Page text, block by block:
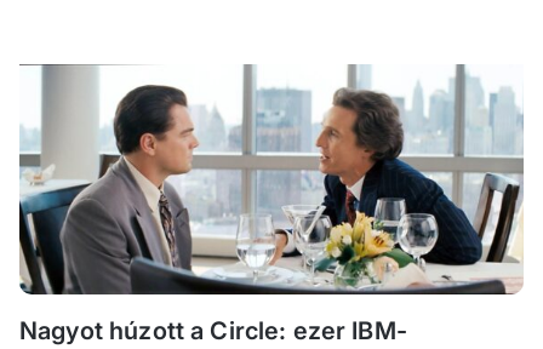
Nagyot húzott a Circle: ezer IBM-